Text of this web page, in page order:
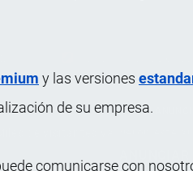
y las versiones
de su empresa.
comunicarse con
Miles de visitantes ya vieron este